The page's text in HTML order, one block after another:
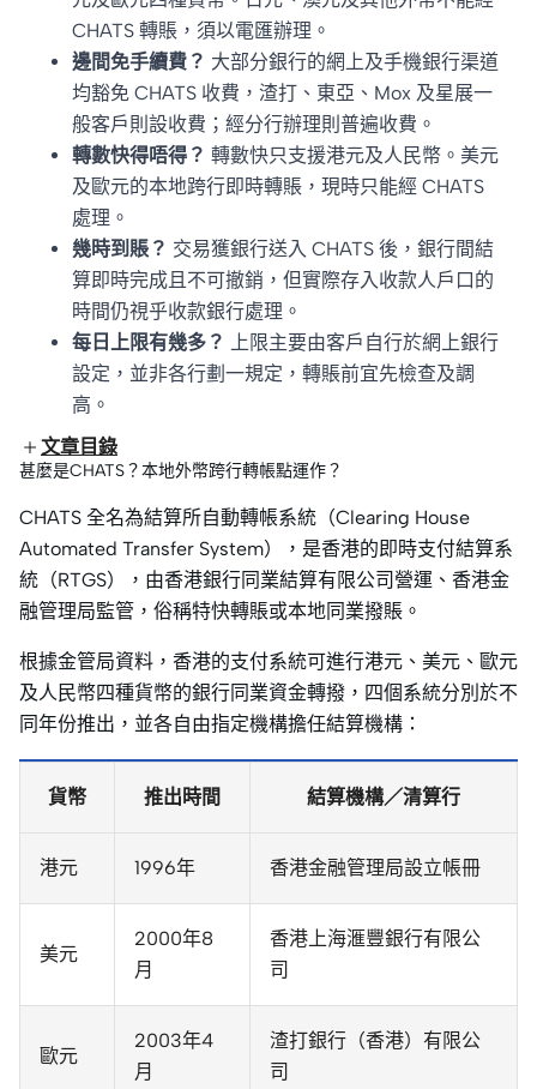
CHATS 轉賬，須以電匯辦理。
邊間免手續費？ 大部分銀行的網上及手機銀行渠道
均豁免 CHATS 收費，渣打、東亞、Mox 及星展一
般客戶則設收費；經分行辦理則普遍收費。
轉數快得唔得？ 轉數快只支援港元及人民幣。美元
及歐元的本地跨行即時轉賬，現時只能經 CHATS
處理。
幾時到賬？ 交易獲銀行送入 CHATS 後，銀行間結
算即時完成且不可撤銷，但實際存入收款人戶口的
時間仍視乎收款銀行處理。
每日上限有幾多？ 上限主要由客戶自行於網上銀行
設定，並非各行劃一規定，轉賬前宜先檢查及調
高。
文章目錄
甚麼是CHATS？本地外幣跨行轉帳點運作？
CHATS 全名為結算所自動轉帳系統（Clearing House
Automated Transfer System），是香港的即時支付結算系
統（RTGS），由香港銀行同業結算有限公司營運、香港金
融管理局監管，俗稱特快轉賬或本地同業撥賬。
根據金管局資料，香港的支付系統可進行港元、美元、歐元
及人民幣四種貨幣的銀行同業資金轉撥，四個系統分別於不
同年份推出，並各自由指定機構擔任結算機構：
貨幣 推出時間 結算機構／清算行
港元 1996年 香港金融管理局設立帳冊
美元
2000年8
月
香港上海滙豐銀行有限公
司
歐元
2003年4
月
渣打銀行（香港）有限公
司